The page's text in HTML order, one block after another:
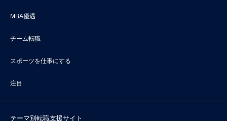
MBA優遇
チーム転職
スポーツを仕事にする
注目
テーマ別転職支援サイト